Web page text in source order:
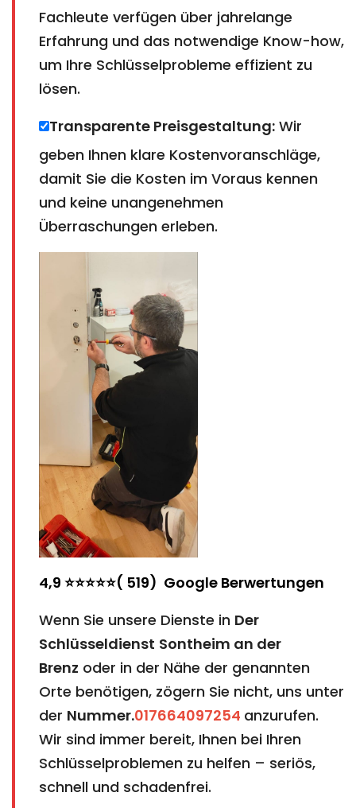
Fachleute verfügen über jahrelange
Erfahrung und das notwendige Know-how,
um Ihre Schlüsselprobleme effizient zu
lösen.
Transparente Preisgestaltung: Wir
geben Ihnen klare Kostenvoranschläge,
damit Sie die Kosten im Voraus kennen
und keine unangenehmen
Überraschungen erleben.
4,9 ⭐⭐⭐⭐⭐( 519) Google Berwertungen
Wenn Sie unsere Dienste in Der
Schlüsseldienst Sontheim an der
Brenz oder in der Nähe der genannten
Orte benötigen, zögern Sie nicht, uns unter
der Nummer.017664097254 anzurufen.
Wir sind immer bereit, Ihnen bei Ihren
Schlüsselproblemen zu helfen – seriös,
schnell und schadenfrei.